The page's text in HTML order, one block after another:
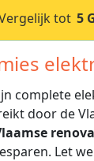
tot 5
complete
door de
Let